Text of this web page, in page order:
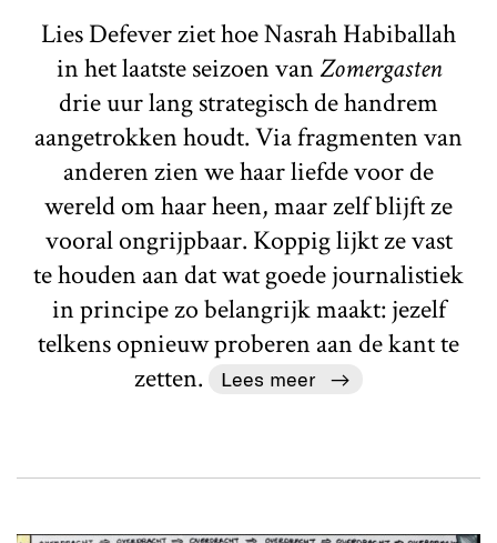
Lies Defever ziet hoe Nasrah Habiballah
in het laatste seizoen vanZomergasten
drie uur lang strategisch de handrem
aangetrokken houdt. Via fragmenten van
anderen zien we haar liefde voor de
wereld om haar heen, maar zelf blijft ze
vooral ongrijpbaar. Koppig lijkt ze vast
te houden aan dat wat goede journalistiek
in principe zo belangrijk maakt: jezelf
telkens opnieuw proberen aan de kant te
zetten.
Lees meer